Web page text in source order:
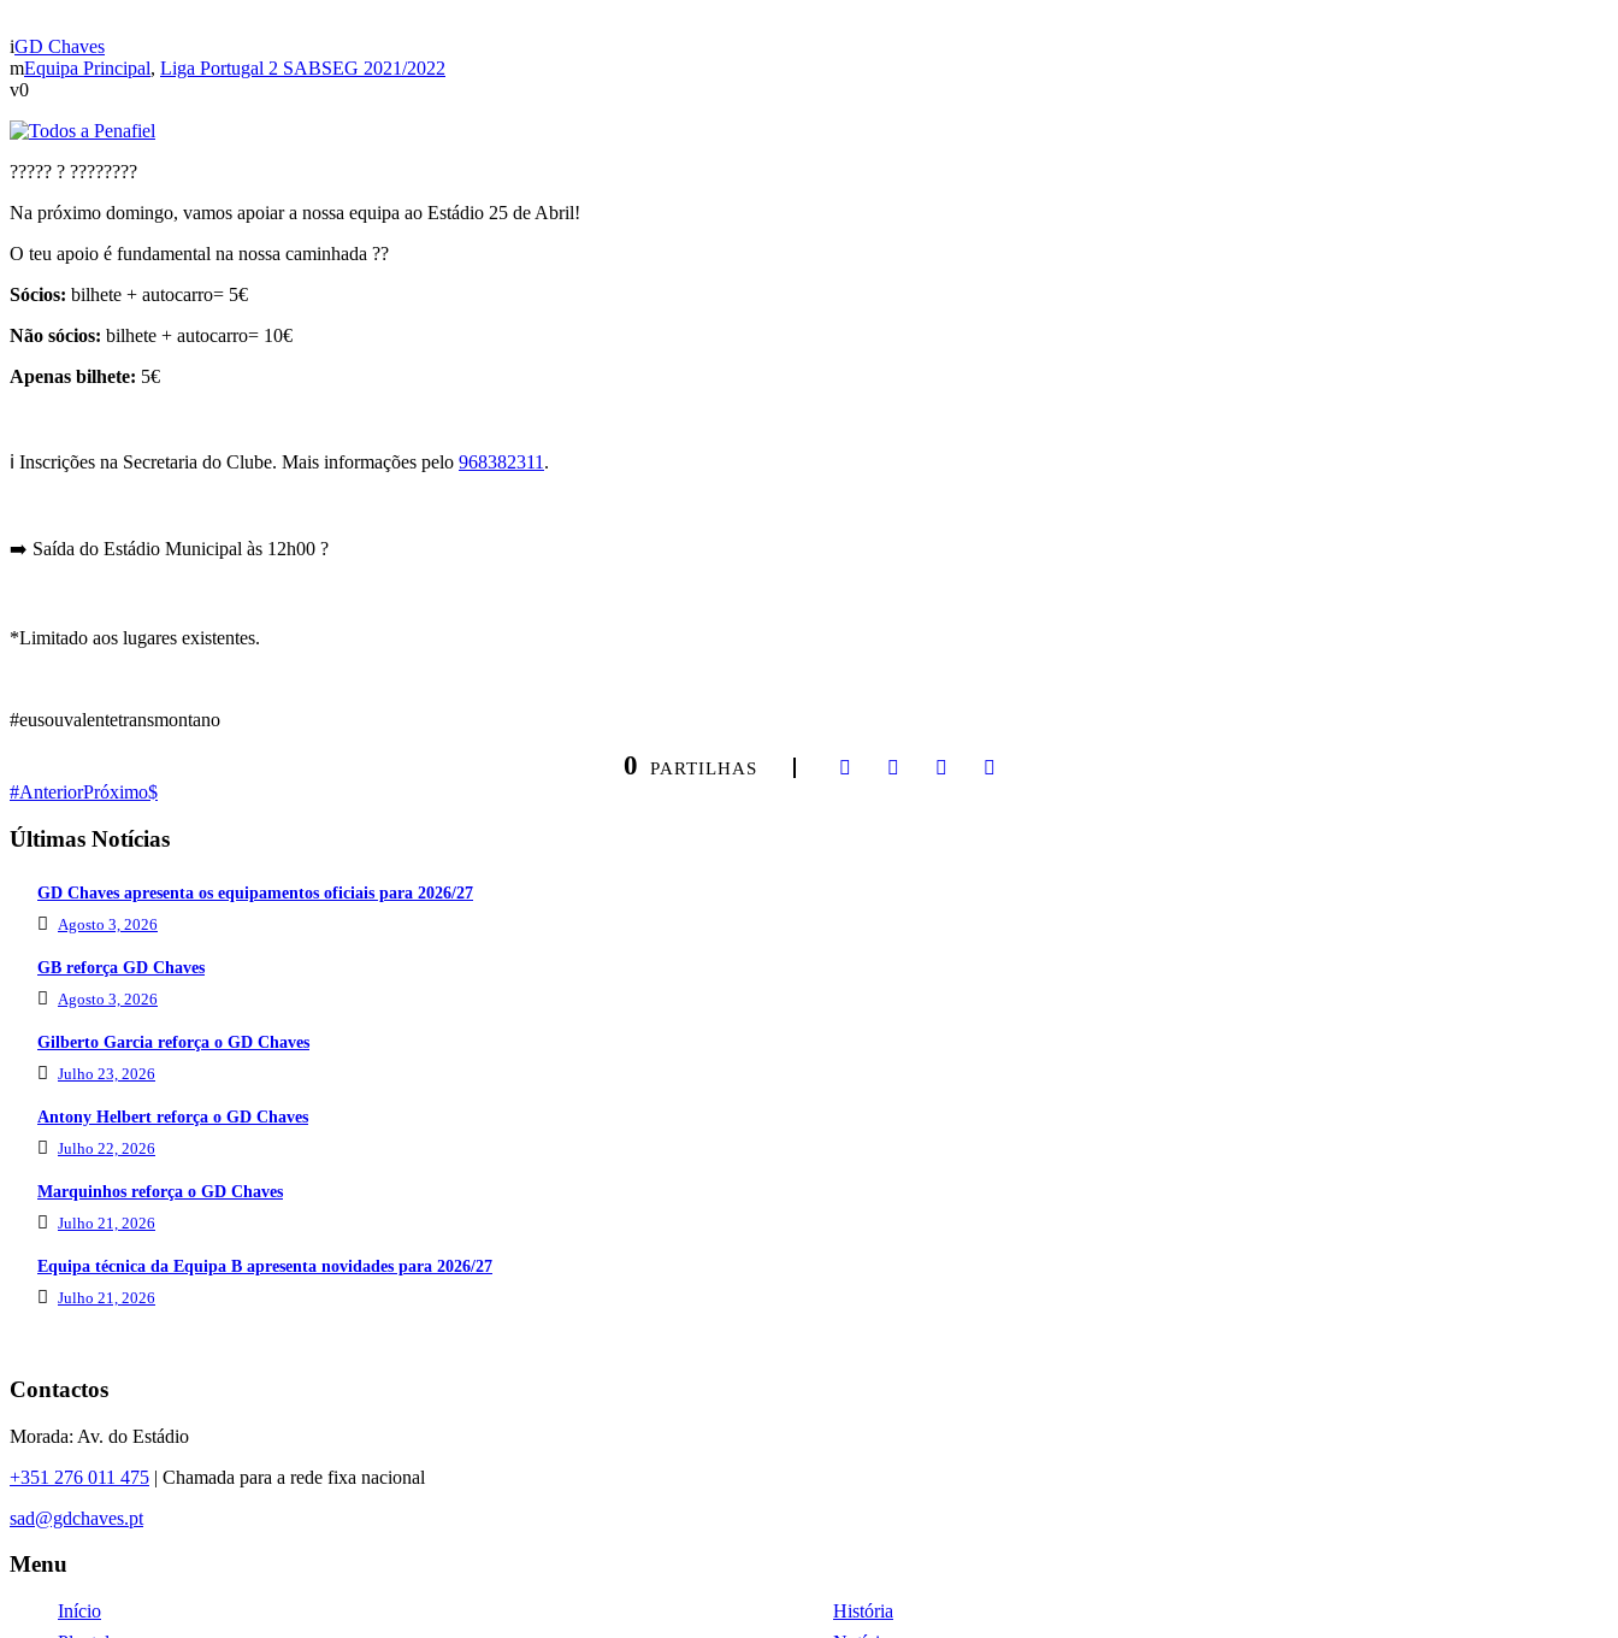
GD Chaves
Equipa Principal, Liga Portugal 2 SABSEG 2021/2022
0
????? ? ????????
Na próximo domingo, vamos apoiar a nossa equipa ao Estádio 25 de Abril!
O teu apoio é fundamental na nossa caminhada ??
Sócios: bilhete + autocarro= 5€
Não sócios: bilhete + autocarro= 10€
Apenas bilhete: 5€
ℹ️ Inscrições na Secretaria do Clube. Mais informações pelo 968382311 .
➡️ Saída do Estádio Municipal às 12h00 ?
*Limitado aos lugares existentes.
#eusouvalentetransmontano
0 PARTILHAS
AnteriorPróximo
Últimas Notícias
GD Chaves apresenta os equipamentos oficiais para 2026/27
Agosto 3, 2026
GB reforça GD Chaves
Agosto 3, 2026
Gilberto Garcia reforça o GD Chaves
Julho 23, 2026
Antony Helbert reforça o GD Chaves
Julho 22, 2026
Marquinhos reforça o GD Chaves
Julho 21, 2026
Equipa técnica da Equipa B apresenta novidades para 2026/27
Julho 21, 2026
Contactos
Morada: Av. do Estádio
+351 276 011 475 | Chamada para a rede fixa nacional
sad@gdchaves.pt
Menu
Início
História